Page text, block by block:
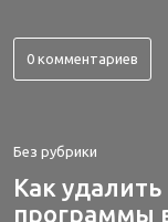
0 комментариев
Без рубрики
Как
программы